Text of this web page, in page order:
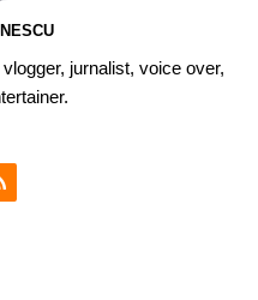
jurnalist, voice over,